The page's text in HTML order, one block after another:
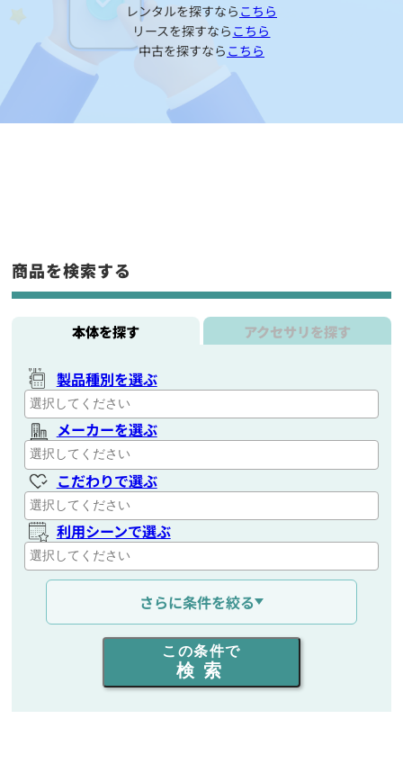
レンタルを探すなら こちら
リースを探すなら こちら
中古を探すなら こちら
商品を検索する
本体を探す アクセサリを探す
製品種別を選ぶ
メーカーを選ぶ
こだわりで選ぶ
利用シーンで選ぶ
通信距離を選ぶ
出力を選ぶ
同時通話人数を選ぶ
さらに条件を絞る
この条件で
検索